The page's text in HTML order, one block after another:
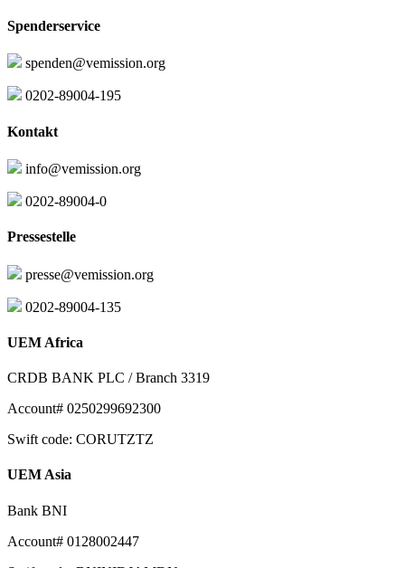
Spenderservice
spenden@vemission.org
0202-89004-195
Kontakt
info@vemission.org
0202-89004-0
Pressestelle
presse@vemission.org
0202-89004-135
UEM Africa
CRDB BANK PLC / Branch 3319
Account# 0250299692300
Swift code: CORUTZTZ
UEM Asia
Bank BNI
Account# 0128002447